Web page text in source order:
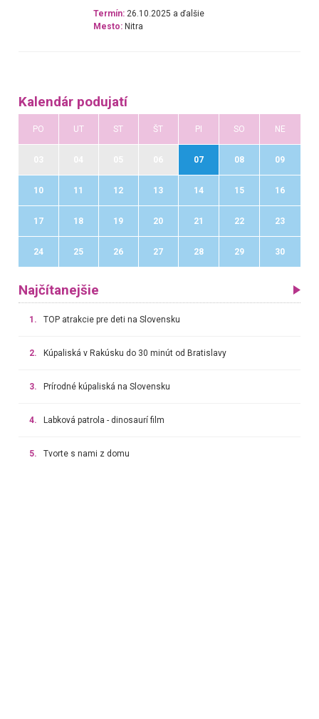
Termín: 26.10.2025 a ďalšie
Mesto: Nitra
Kalendár podujatí
PO UT ST ŠT PI SO NE
07 08 09
10 11 12 13 14 15 16
17 18 19 20 21 22 23
24 25 26 27 28 29 30
Najčítanejšie
1. TOP atrakcie pre deti na Slovensku
2. Kúpaliská v Rakúsku do 30 minút od Bratislavy
3. Prírodné kúpaliská na Slovensku
4. Labková patrola - dinosaurí film
5. Tvorte s nami z domu